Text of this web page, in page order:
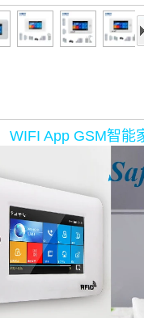
WIFI App GSM智能